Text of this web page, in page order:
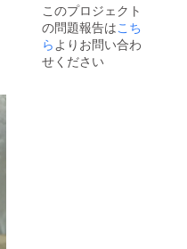
このプロジェクト
の問題報告はこち
らよりお問い合わ
せください